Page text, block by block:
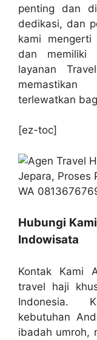
penting dan
dedikasi, dan
kami mengerti
dan memiliki
layanan
terlewatkan
[ez-toc]
Hubungi
Indowisata
Kontak Kami
travel haji
Indonesia.
kebutuhan
ibadah umroh,